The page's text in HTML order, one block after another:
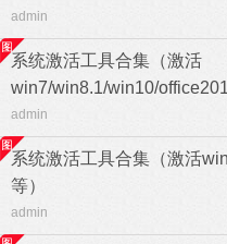
admin
系统激活工具合集（激活
win7/win8.1/win10/
admin
系统激活工具合集（激活
等）
admin